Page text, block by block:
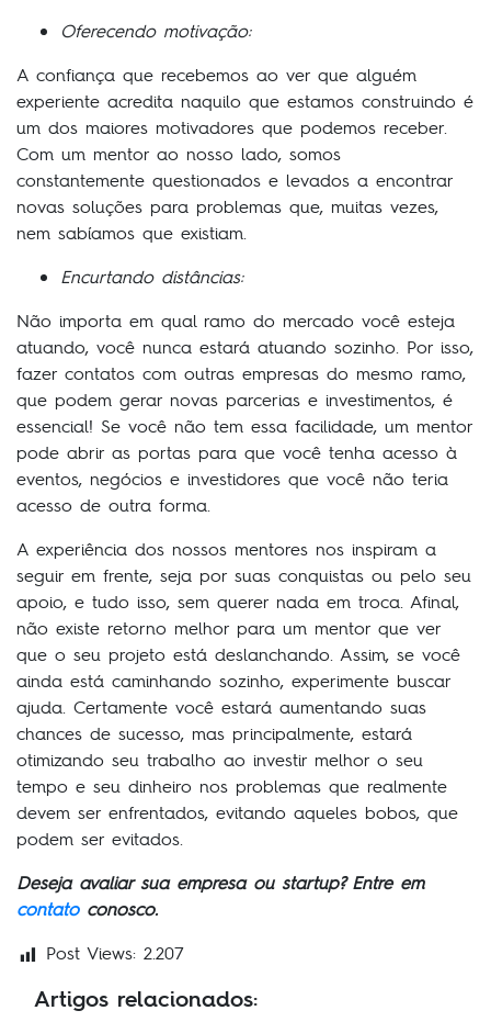
Oferecendo motivação:
A confiança que recebemos ao ver que alguém
experiente acredita naquilo que estamos construindo é
um dos maiores motivadores que podemos receber.
Com um mentor ao nosso lado, somos
constantemente questionados e levados a encontrar
novas soluções para problemas que, muitas vezes,
nem sabíamos que existiam.
Encurtando distâncias:
Não importa em qual ramo do mercado você esteja
atuando, você nunca estará atuando sozinho. Por isso,
fazer contatos com outras empresas do mesmo ramo,
que podem gerar novas parcerias e investimentos, é
essencial! Se você não tem essa facilidade, um mentor
pode abrir as portas para que você tenha acesso à
eventos, negócios e investidores que você não teria
acesso de outra forma.
A experiência dos nossos mentores nos inspiram a
seguir em frente, seja por suas conquistas ou pelo seu
apoio, e tudo isso, sem querer nada em troca. Afinal,
não existe retorno melhor para um mentor que ver
que o seu projeto está deslanchando. Assim, se você
ainda está caminhando sozinho, experimente buscar
ajuda. Certamente você estará aumentando suas
chances de sucesso, mas principalmente, estará
otimizando seu trabalho ao investir melhor o seu
tempo e seu dinheiro nos problemas que realmente
devem ser enfrentados, evitando aqueles bobos, que
podem ser evitados.
Deseja avaliar sua empresa ou startup? Entre em
contatoconosco.
Post Views: 2.207
Artigos relacionados: